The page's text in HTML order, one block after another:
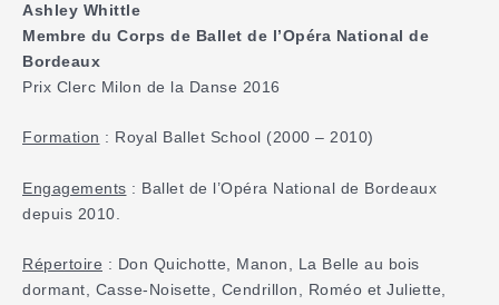
Ashley Whittle
Membre du Corps de Ballet de l’Opéra National de
Bordeaux
Prix Clerc Milon de la Danse 2016
Formation : Royal Ballet School (2000 – 2010)
Engagements : Ballet de l’Opéra National de Bordeaux
depuis 2010.
Répertoire : Don Quichotte, Manon, La Belle au bois
dormant, Casse-Noisette, Cendrillon, Roméo et Juliette,